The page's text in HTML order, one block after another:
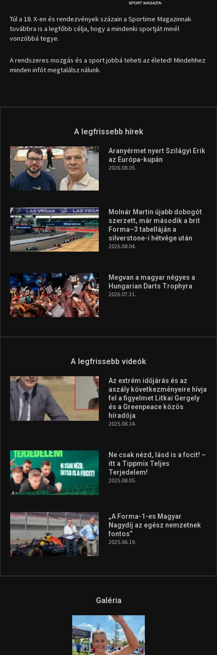
Túl a 18. X-en és rendezvények százain a Sportime Magazinnak
továbbra is a legfőbb célja, hogy a mindenki sportját minél
vonzóbbá tegye.
A rendszeres mozgás és a sport jobbá teheti az életed! Mindehhez
minden infót megtalálsz nálunk.
A legfrissebb hírek
Aranyérmet nyert Szilágyi Erik
az Európa-kupán
2026.08.05.
Molnár Martin újabb dobogót
szerzett, már második a brit
Forma–3 tabelláján a
silverstone-i hétvége után
2026.08.04.
Megvan a magyar négyes a
Hungarian Darts Trophyra
2026.07.31.
A legfrissebb videók
Az extrém időjárás és az
aszály következményeire hívja
fel a figyelmet Litkai Gergely
és a Greenpeace közös
híradója
2025.08.14.
Ne csak nézd, lásd is a focit! –
itt a Tippmix Teljes
Terjedelem!
2025.08.05.
„A Forma-1-es Magyar
Nagydíj az egész nemzetnek
fontos”
2025.06.19.
Galéria